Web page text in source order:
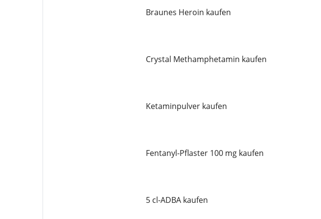
Braunes Heroin kaufen
Crystal Methamphetamin kaufen
Ketaminpulver kaufen
Fentanyl-Pflaster 100 mg kaufen
5 cl-ADBA kaufen